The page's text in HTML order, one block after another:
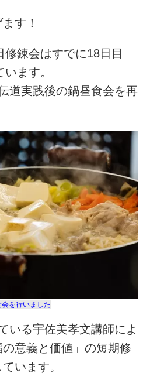
す！
修錬会はすでに18日目
ます。
道実践後の鍋昼食会を再
を行いました
いる宇佐美孝文講師によ
意義と価値」の短期修
います。